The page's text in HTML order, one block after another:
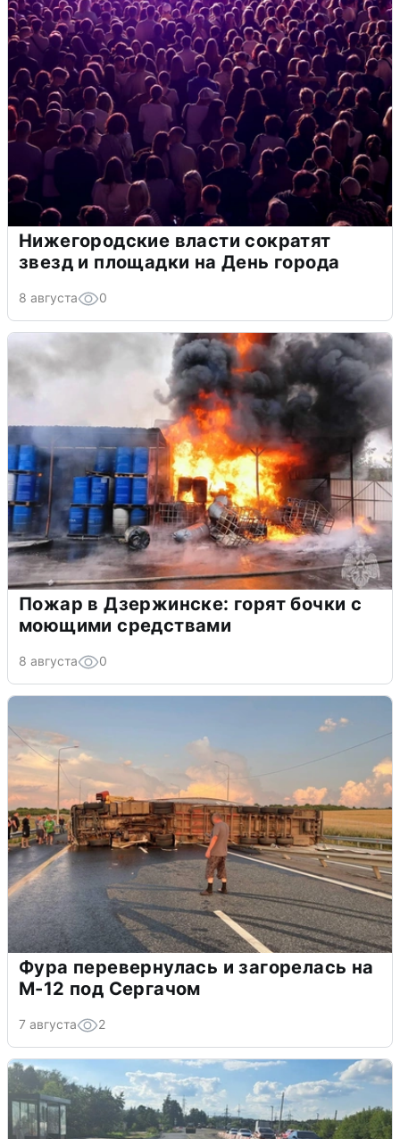
Нижегородские власти сократят
звезд и площадки на День города
8 августа 0
Пожар в Дзержинске: горят бочки с
моющими средствами
8 августа 0
Фура перевернулась и загорелась на
М-12 под Сергачом
7 августа 2